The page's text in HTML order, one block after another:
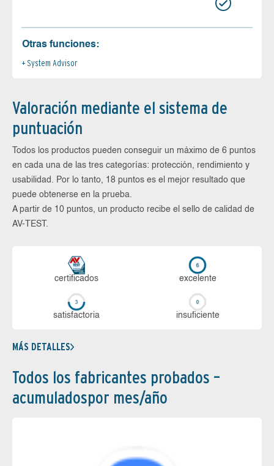
Otras funciones:
System Advisor
Valoración mediante el sistema de
puntuación
Todos los productos pueden conseguir un máximo de 6 puntos
en cada una de las tres categorías: protección, rendimiento y
usabilidad. Por lo tanto, 18 puntos es el mejor resultado que
puede obtenerse en la prueba.
A partir de 10 puntos, un producto recibe el sello de calidad de
AV-TEST.
certi­ficados ex­ce­len­te
sa­tis­fac­to­ria in­su­fi­cien­te
MÁS DETALLES
Todos los fabricantes probados –
acumuladospor mes/año